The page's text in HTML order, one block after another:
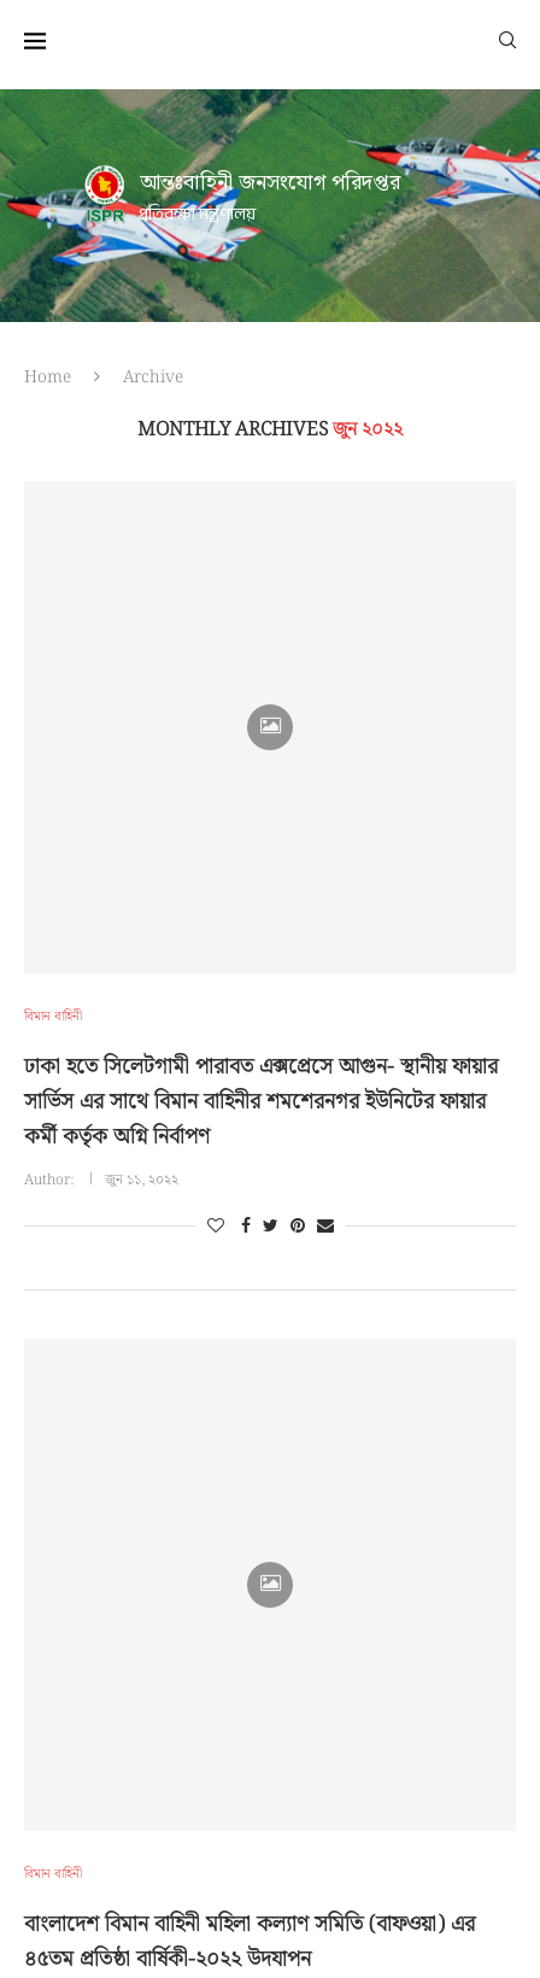
আন্তঃবাহিনী জনসংযোগ পরিদপ্তর
প্রতিরক্ষা মন্ত্রণালয়
Home Archive
MONTHLY ARCHIVESজুন ২০২২
বিমান বাহিনী
ঢাকা হতে সিলেটগামী পারাবত এক্সপ্রেসে আগুন- স্থানীয় ফায়ার
সার্ভিস এর সাথে বিমান বাহিনীর শমশেরনগর ইউনিটের ফায়ার
কর্মী কর্তৃক অগ্নি নির্বাপণ
Author: জুন ১১, ২০২২
বিমান বাহিনী
বাংলাদেশ বিমান বাহিনী মহিলা কল্যাণ সমিতি (বাফওয়া) এর
৪৫তম প্রতিষ্ঠা বার্ষিকী-২০২২ উদযাপন